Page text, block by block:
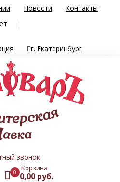
Новости
Контакты
г. Екатеринбург
звонок
0 Корзина
0,00 руб.